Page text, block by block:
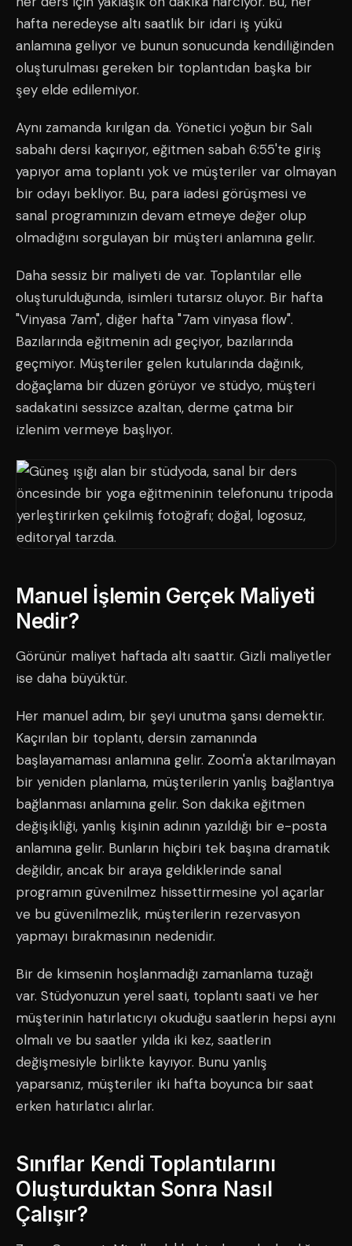
hafta neredeyse altı saatlik bir idari iş yükü
anlamına geliyor ve bunun sonucunda kendiliğinden
oluşturulması gereken bir toplantıdan başka bir
şey elde edilemiyor.
Aynı zamanda kırılgan da. Yönetici yoğun bir Salı
sabahı dersi kaçırıyor, eğitmen sabah 6:55'te giriş
yapıyor ama toplantı yok ve müşteriler var olmayan
bir odayı bekliyor. Bu, para iadesi görüşmesi ve
sanal programınızın devam etmeye değer olup
olmadığını sorgulayan bir müşteri anlamına gelir.
Daha sessiz bir maliyeti de var. Toplantılar elle
oluşturulduğunda, isimleri tutarsız oluyor. Bir hafta
"Vinyasa 7am", diğer hafta "7am vinyasa flow".
Bazılarında eğitmenin adı geçiyor, bazılarında
geçmiyor. Müşteriler gelen kutularında dağınık,
doğaçlama bir düzen görüyor ve stüdyo, müşteri
sadakatini sessizce azaltan, derme çatma bir
izlenim vermeye başlıyor.
Manuel İşlemin Gerçek Maliyeti
Nedir?
Görünür maliyet haftada altı saattir. Gizli maliyetler
ise daha büyüktür.
Her manuel adım, bir şeyi unutma şansı demektir.
Kaçırılan bir toplantı, dersin zamanında
başlayamaması anlamına gelir. Zoom'a aktarılmayan
bir yeniden planlama, müşterilerin yanlış bağlantıya
bağlanması anlamına gelir. Son dakika eğitmen
değişikliği, yanlış kişinin adının yazıldığı bir e-posta
anlamına gelir. Bunların hiçbiri tek başına dramatik
değildir, ancak bir araya geldiklerinde sanal
programın güvenilmez hissettirmesine yol açarlar
ve bu güvenilmezlik, müşterilerin rezervasyon
yapmayı bırakmasının nedenidir.
Bir de kimsenin hoşlanmadığı zamanlama tuzağı
var. Stüdyonuzun yerel saati, toplantı saati ve her
müşterinin hatırlatıcıyı okuduğu saatlerin hepsi aynı
olmalı ve bu saatler yılda iki kez, saatlerin
değişmesiyle birlikte kayıyor. Bunu yanlış
yaparsanız, müşteriler iki hafta boyunca bir saat
erken hatırlatıcı alırlar.
Sınıflar Kendi Toplantılarını
Oluşturduktan Sonra Nasıl
Çalışır?